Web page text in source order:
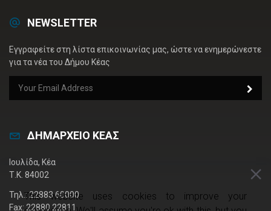
NEWSLETTER
Εγγραφείτε στη λίστα επικοινωνίας μας, ώστε να ενημερώνεστε
για τα νέα του Δήμου Κέας
ΔΗΜΑΡΧΕΙΟ ΚΕΑΣ
Ιουλίδα, Κέα
Τ.Κ. 84002
Τηλ.: 22883 60000
Fax: 22880 22811
This website uses cookies to improve your